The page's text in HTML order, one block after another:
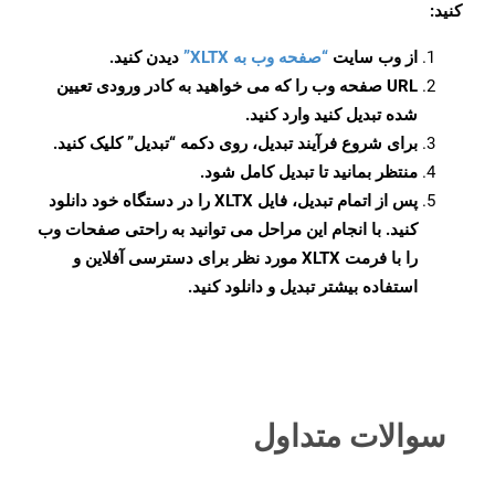
کنید:
از وب سایت “صفحه وب به XLTX”
دیدن کنید.
URL صفحه وب را که می خواهید به کادر ورودی تعیین
شده تبدیل کنید وارد کنید.
برای شروع فرآیند تبدیل، روی دکمه “تبدیل” کلیک کنید.
منتظر بمانید تا تبدیل کامل شود.
پس از اتمام تبدیل، فایل XLTX را در دستگاه خود دانلود
کنید. با انجام این مراحل می توانید به راحتی صفحات وب
را با فرمت XLTX مورد نظر برای دسترسی آفلاین و
استفاده بیشتر تبدیل و دانلود کنید.
سوالات متداول